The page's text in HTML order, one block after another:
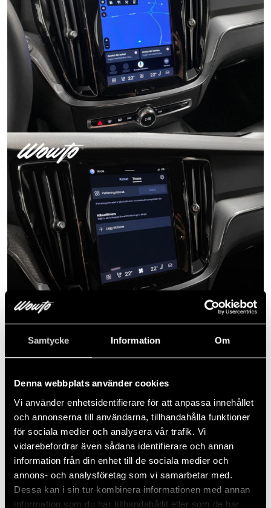
Samtycke Information Om
Denna webbplats använder cookies
Vi använder enhetsidentifierare för att anpassa innehållet
och annonserna till användarna, tillhandahålla funktioner
för sociala medier och analysera vår trafik. Vi
vidarebefordrar även sådana identifierare och annan
information från din enhet till de sociala medier och
annons- och analysföretag som vi samarbetar med.
Dessa kan i sin tur kombinera informationen med annan
information som du har tillhandahållit eller som de har